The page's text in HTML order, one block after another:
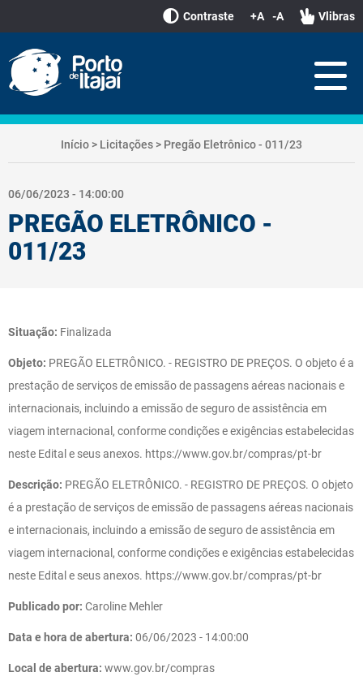
Contraste +A -A Vlibras
Início > Licitações > Pregão Eletrônico - 011/23
06/06/2023 - 14:00:00
PREGÃO ELETRÔNICO -
011/23
Situação: Finalizada
Objeto: PREGÃO ELETRÔNICO. - REGISTRO DE PREÇOS. O objeto é a
prestação de serviços de emissão de passagens aéreas nacionais e
internacionais, incluindo a emissão de seguro de assistência em
viagem internacional, conforme condições e exigências estabelecidas
neste Edital e seus anexos. https://www.gov.br/compras/pt-br
Descrição: PREGÃO ELETRÔNICO. - REGISTRO DE PREÇOS. O objeto
é a prestação de serviços de emissão de passagens aéreas nacionais
e internacionais, incluindo a emissão de seguro de assistência em
viagem internacional, conforme condições e exigências estabelecidas
neste Edital e seus anexos. https://www.gov.br/compras/pt-br
Publicado por: Caroline Mehler
Data e hora de abertura: 06/06/2023 - 14:00:00
Local de abertura: www.gov.br/compras